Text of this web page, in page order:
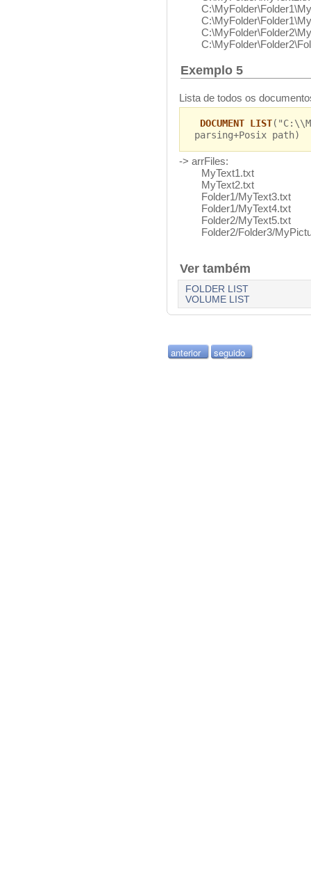
Exemplo 5
Lista de todos os
DOCUMENT LIST
parsing+Posix path)
-> arrFiles:
MyText1.txt
MyText2.txt
Folder1/MyText3.txt
Folder1/MyText4.txt
Folder2/MyText5.txt
Folder2/Folder3/
Ver também
FOLDER LIST
VOLUME LIST
anterior seguido